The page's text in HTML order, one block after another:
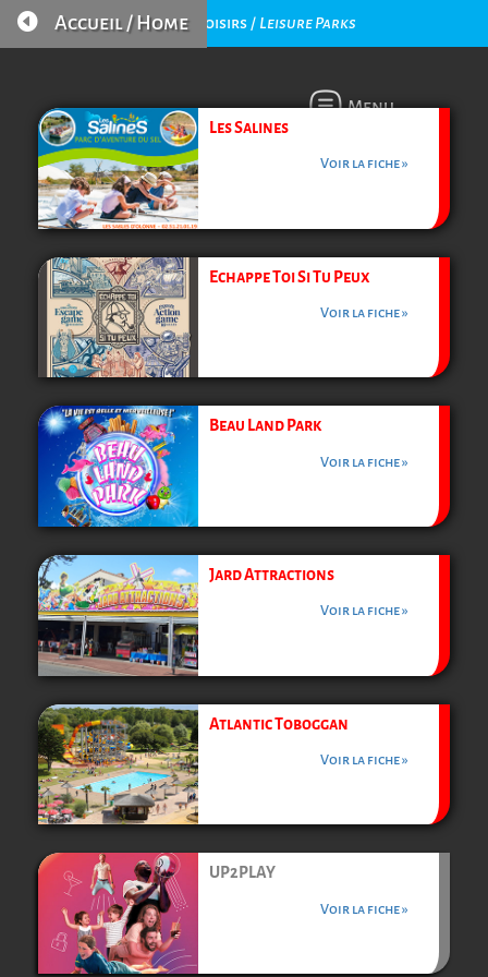
Parcs de Loisirs / Leisure Parks
 Accueil / Home
Menu
Les Salines
Voir la fiche »
Echappe Toi Si Tu Peux
Voir la fiche »
Beau Land Park
Voir la fiche »
Jard Attractions
Voir la fiche »
Atlantic Toboggan
Voir la fiche »
UP2PLAY
Voir la fiche »